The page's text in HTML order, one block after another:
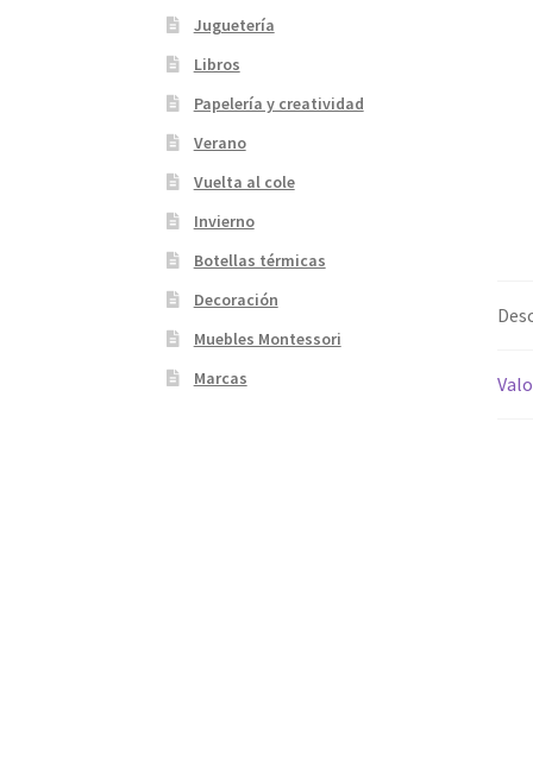
Juguetería
Libros
Papelería y creatividad
Verano
Vuelta al cole
Invierno
Botellas térmicas
Decoración
Muebles Montessori
Marcas